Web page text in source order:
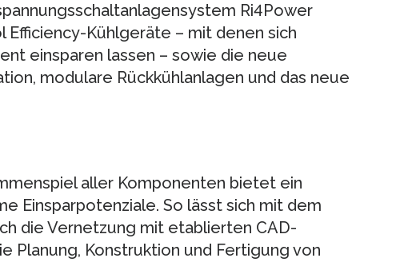
Ri4Power
Efficiency-Kühlgeräte – mit denen sich
einsparen lassen – sowie die neue
modulare Rückkühlanlagen und das neue
aller Komponenten bietet ein
Einsparpotenziale. So lässt sich mit dem
die Vernetzung mit etablierten CAD-
Planung, Konstruktion und Fertigung von